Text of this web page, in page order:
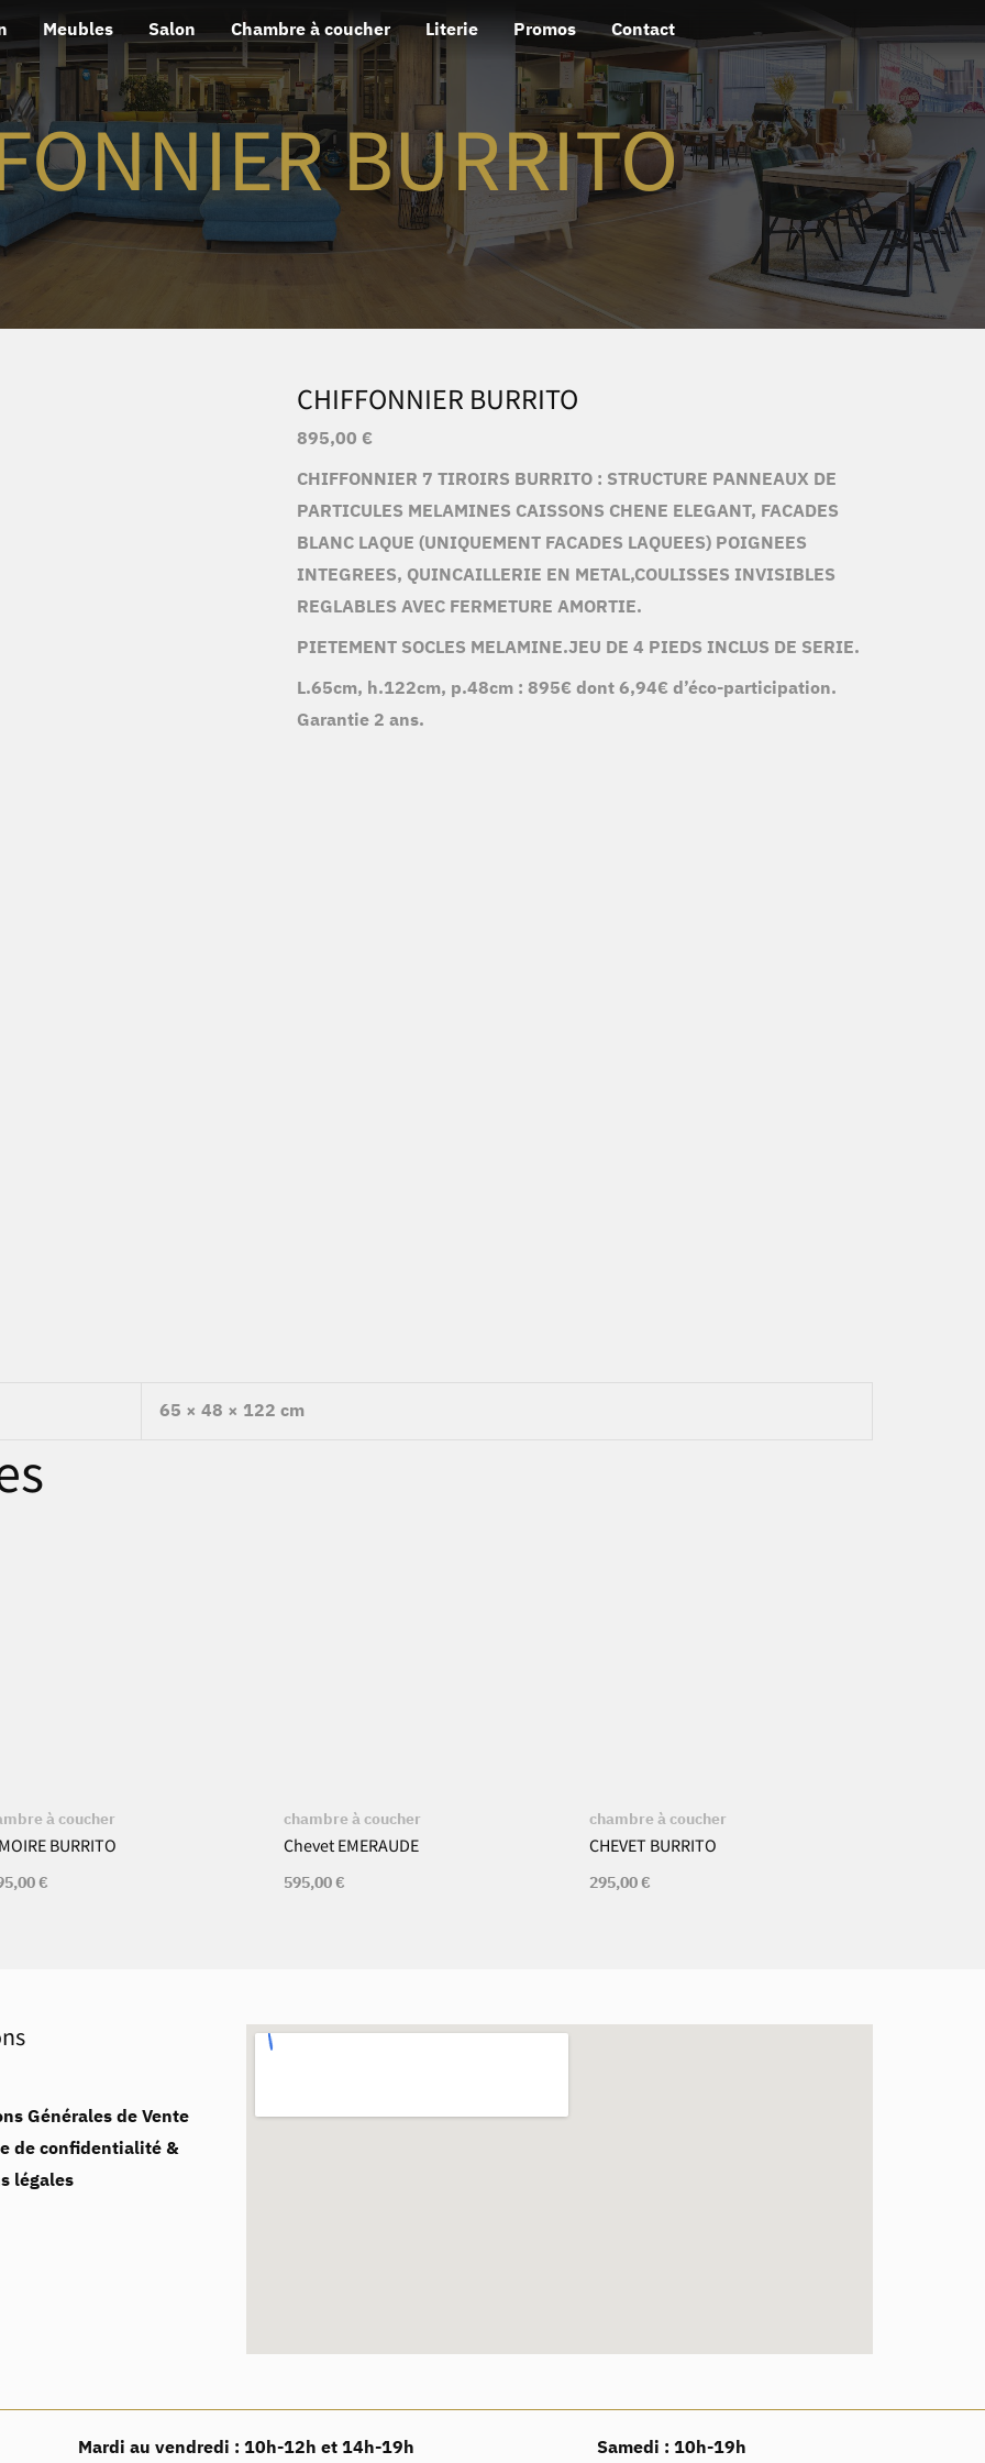
Meubles Salon Chambre à coucher Literie Promos Contact
BURRITO
CHIFFONNIER BURRITO
895,00 €
CHIFFONNIER 7 TIROIRS BURRITO : STRUCTURE PANNEAUX DE
PARTICULES MELAMINES CAISSONS CHENE ELEGANT, FACADES
BLANC LAQUE (UNIQUEMENT FACADES LAQUEES) POIGNEES
INTEGREES, QUINCAILLERIE EN METAL,COULISSES INVISIBLES
REGLABLES AVEC FERMETURE AMORTIE.
PIETEMENT SOCLES MELAMINE.JEU DE 4 PIEDS INCLUS DE SERIE.
L.65cm, h.122cm, p.48cm : 895€ dont 6,94€ d’éco-participation.
Garantie 2 ans.
65 × 48 × 122 cm
à coucher
BURRITO
€
chambre à coucher
Chevet EMERAUDE
595,00€
chambre à coucher
CHEVET BURRITO
295,00€
Générales de Vente
de confidentialité &
légales
Mardi au vendredi : 10h-12h et 14h-19h Samedi : 10h-19h